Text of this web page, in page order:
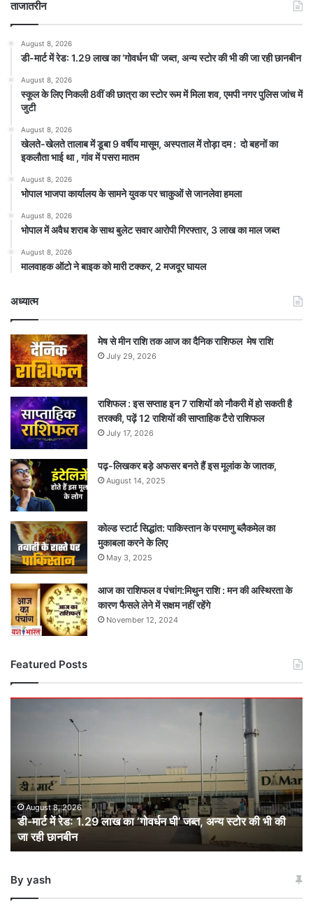
ताजातरीन
August 8, 2026
डी-मार्ट में रेड: 1.29 लाख का ‘गोवर्धन घी’ जब्त, अन्य स्टोर की भी की जा रही छानबीन
August 8, 2026
स्कूल के लिए निकली 8वीं की छात्रा का स्टोर रूम में मिला शव, एमपी नगर पुलिस जांच में
जुटी
August 8, 2026
खेलते-खेलते तालाब में डूबा 9 वर्षीय मासूम, अस्पताल में तोड़ा दम : दो बहनों का
इकलौता भाई था , गांव में पसरा मातम
August 8, 2026
भोपाल भाजपा कार्यालय के सामने युवक पर चाकुओं से जानलेवा हमला
August 8, 2026
भोपाल में अवैध शराब के साथ बुलेट सवार आरोपी गिरफ्तार, 3 लाख का माल जब्त
August 8, 2026
मालवाहक ऑटो ने बाइक को मारी टक्कर, 2 मजदूर घायल
अध्यात्म
मेष से मीन राशि तक आज का दैनिक राशिफल मेष राशि
July 29, 2026
राशिफल : इस सप्ताह इन 7 राशियों को नौकरी में हो सकती है
तरक्की, पढ़ें 12 राशियों की साप्ताहिक टैरो राशिफल
July 17, 2026
पढ़-लिखकर बड़े अफसर बनते हैं इस मूलांक के जातक,
August 14, 2025
कोल्ड स्टार्ट सिद्धांत: पाकिस्तान के परमाणु ब्लैकमेल का
मुकाबला करने के लिए
May 3, 2025
आज का राशिफल व पंचांग:मिथुन राशि : मन की अस्थिरता के
कारण फैसले लेने में सक्षम नहीं रहेंगे
November 12, 2024
Featured Posts
लाख
का
‘गोवर्धन
घी’
जब्त,
अन्य
की
भी
August 8, 2026
डी-मार्ट में रेड: 1.29 लाख का ‘गोवर्धन घी’ जब्त, अन्य स्टोर की भी की
जा रही छानबीन
By yash